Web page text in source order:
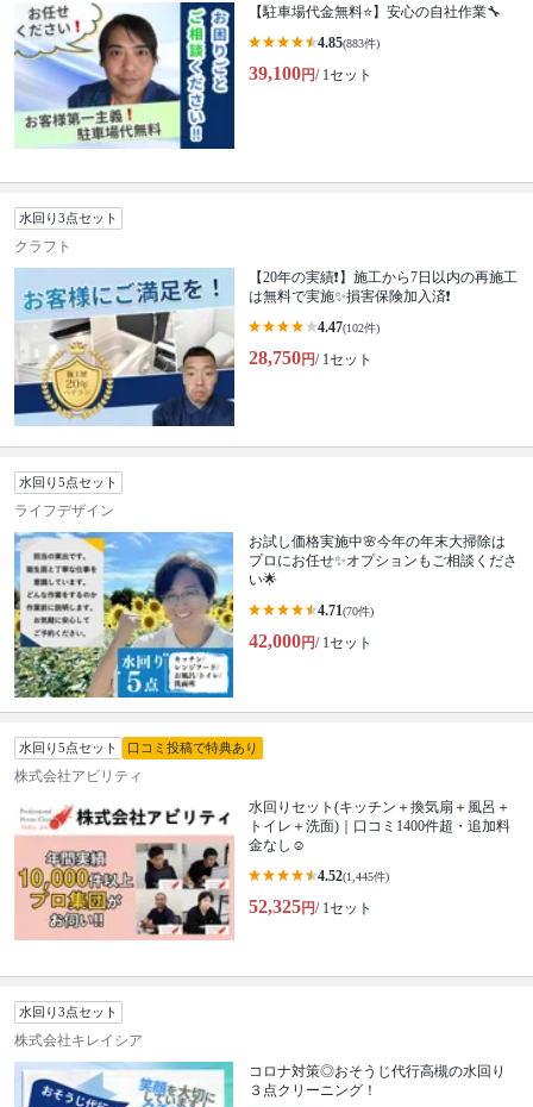
【駐車場代金無料⭐️】安心の自社作業🔧
4.85(883件)
39,100円/ 1セット
水回り3点セット
クラフト
【20年の実績❗️】施工から7日以内の再施工
は無料で実施✨損害保険加入済❗️
4.47(102件)
28,750円/ 1セット
水回り5点セット
ライフデザイン
お試し価格実施中🌸今年の年末大掃除は
プロにお任せ✨オプションもご相談くださ
い🌟
4.71(70件)
42,000円/ 1セット
水回り5点セット 口コミ投稿で特典あり
株式会社アビリティ
水回りセット(キッチン＋換気扇＋風呂＋
トイレ＋洗面)｜口コミ1400件超・追加料
金なし☺️
4.52(1,445件)
52,325円/ 1セット
水回り3点セット
株式会社キレイシア
コロナ対策◎おそうじ代行高槻の水回り
３点クリーニング！